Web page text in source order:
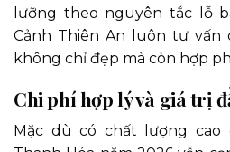
lưỡng theo nguyên tắc lỗ
Cảnh Thiên An luôn tư
không chỉ đẹp mà còn hợp
Chi phí hợp lý và giá trị
Mặc dù có chất lượng cao